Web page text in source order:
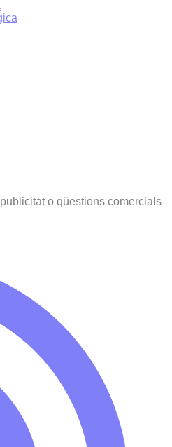
o qüestions comercials